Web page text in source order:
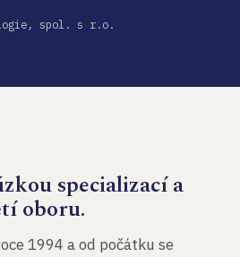
spol. s r.o.
specializací a
oboru.
1994 a od počátku se